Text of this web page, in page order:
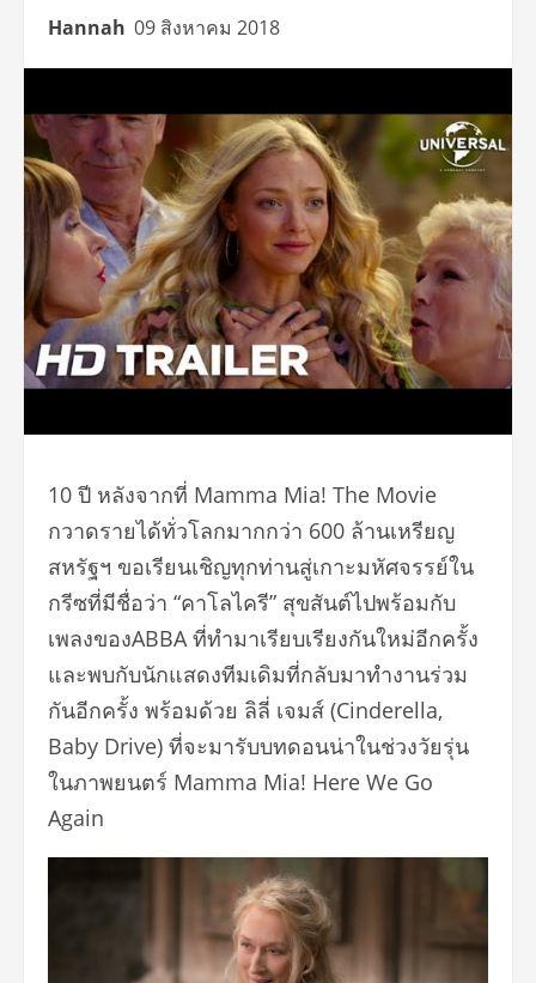
Hannah 09 สิงหาคม 2018
10 ปี หลังจากที่ Mamma Mia! The Movie
กวาดรายได้ทั่วโลกมากกว่า 600 ล้านเหรียญ
สหรัฐฯ ขอเรียนเชิญทุกท่านสู่เกาะมหัศจรรย์ใน
กรีซที่มีชื่อว่า “คาโลไครี” สุขสันต์ไปพร้อมกับ
เพลงของABBA ที่ทำมาเรียบเรียงกันใหม่อีกครั้ง
และพบกับนักแสดงทีมเดิมที่กลับมาทำงานร่วม
กันอีกครั้ง พร้อมด้วย ลิลี่ เจมส์ (Cinderella,
Baby Drive) ที่จะมารับบทดอนน่าในช่วงวัยรุ่น
ในภาพยนตร์ Mamma Mia! Here We Go
Again